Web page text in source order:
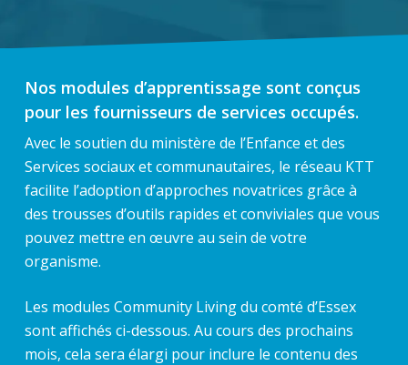
Nos modules d’apprentissage sont conçus
pour les fournisseurs de services occupés.
Avec le soutien du ministère de l’Enfance et des
Services sociaux et communautaires, le réseau KTT
facilite l’adoption d’approches novatrices grâce à
des trousses d’outils rapides et conviviales que vous
pouvez mettre en œuvre au sein de votre
organisme.
Les modules Community Living du comté d’Essex
sont affichés ci-dessous. Au cours des prochains
mois, cela sera élargi pour inclure le contenu des